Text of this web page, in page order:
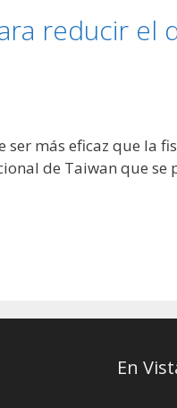
reducir el
más eficaz que la
de Taiwan que se
En